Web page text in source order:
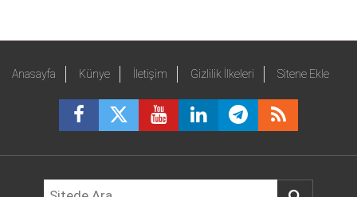
Anasayfa Künye İletişim Gizlilik İlkeleri Sitene Ekle